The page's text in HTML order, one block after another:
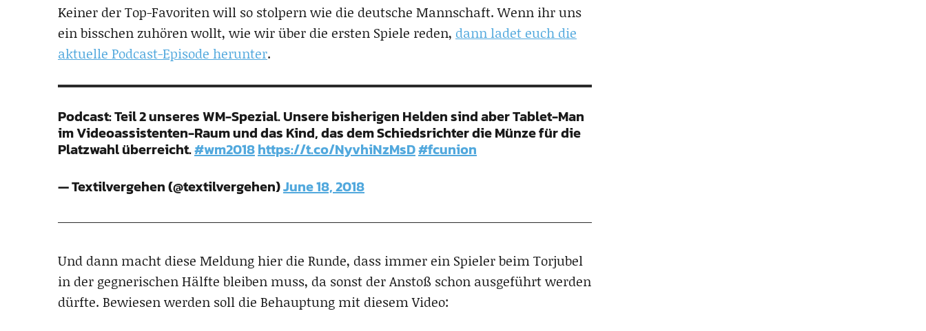
Keiner der Top-Favoriten will so stolpern wie die deutsche Mannschaft. Wenn ihr uns
ein bisschen zuhören wollt, wie wir über die ersten Spiele reden, dann ladet euch die
aktuelle Podcast-Episode herunter.
Podcast: Teil 2 unseres WM-Spezial. Unsere bisherigen Helden sind aber Tablet-Man
im Videoassistenten-Raum und das Kind, das dem Schiedsrichter die Münze für die
Platzwahl überreicht.#wm2018https://t.co/NyvhiNzMsD#fcunion
— Textilvergehen (@textilvergehen)June 18, 2018
Und dann macht diese Meldung hier die Runde, dass immer ein Spieler beim Torjubel
in der gegnerischen Hälfte bleiben muss, da sonst der Anstoß schon ausgeführt werden
dürfte. Bewiesen werden soll die Behauptung mit diesem Video: